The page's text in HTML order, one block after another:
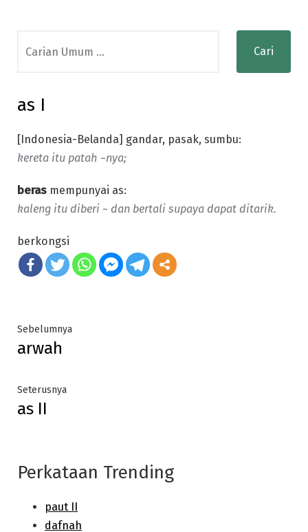
for:
as I
[Indonesia-Belanda] gandar, pasak, sumbu:
kereta itu patah ~nya;
beras mempunyai as:
kaleng itu diberi ~ dan bertali supaya dapat ditarik.
berkongsi
Post
navigation
SebelumnyaPrevious
arwah
SeterusnyaNext
as II
Perkataan Trending